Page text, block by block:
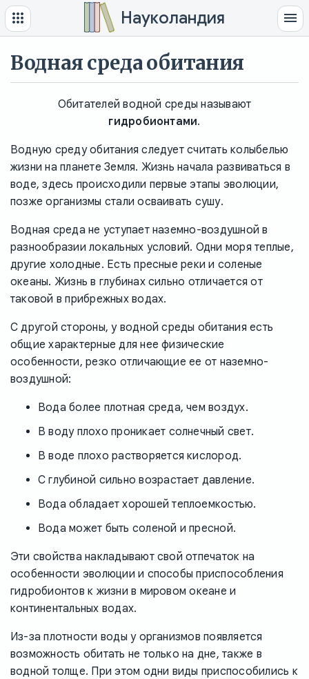
Науколандия
Водная среда обитания
Обитателей водной среды называют
гидробионтами.
Водную среду обитания следует считать колыбелью
жизни на планете Земля. Жизнь начала развиваться в
воде, здесь происходили первые этапы эволюции,
позже организмы стали осваивать сушу.
Водная среда не уступает наземно-воздушной в
разнообразии локальных условий. Одни моря теплые,
другие холодные. Есть пресные реки и соленые
океаны. Жизнь в глубинах сильно отличается от
таковой в прибрежных водах.
С другой стороны, у водной среды обитания есть
общие характерные для нее физические
особенности, резко отличающие ее от наземно-
воздушной:
Вода более плотная среда, чем воздух.
В воду плохо проникает солнечный свет.
В воде плохо растворяется кислород.
С глубиной сильно возрастает давление.
Вода обладает хорошей теплоемкостью.
Вода может быть соленой и пресной.
Эти свойства накладывают свой отпечаток на
особенности эволюции и способы приспособления
гидробионтов к жизни в мировом океане и
континентальных водах.
Из-за плотности воды у организмов появляется
возможность обитать не только на дне, также в
водной толще. При этом одни виды приспособились к